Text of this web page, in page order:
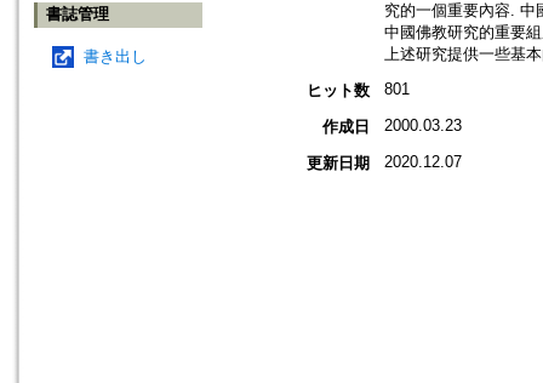
書誌管理
書き出し
究的一個重要內容. 中
中國佛教研究的重要
上述研究提供一些基
ヒット数
801
作成日 2000.03.23
更新日期 2020.12.07